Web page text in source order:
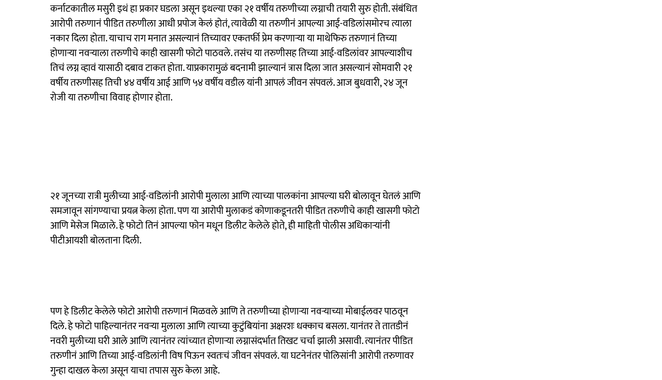
कर्नाटकातील मसुरी इथं हा प्रकार घडला असून इथल्या एका २१ वर्षीय तरुणीच्या लग्नाची तयारी सुरु होती. संबंधित
आरोपी तरुणानं पीडित तरुणीला आधी प्रपोज केलं होतं, त्यावेळी या तरुणीनं आपल्या आई-वडिलांसमोरच त्याला
नकार दिला होता. याचाच राग मनात असल्यानं तिच्यावर एकतर्फी प्रेम करणाऱ्या या माथेफिरु तरुणानं तिच्या
होणाऱ्या नवऱ्याला तरुणीचे काही खासगी फोटो पाठवले. तसंच या तरुणीसह तिच्या आई-वडिलांवर आपल्याशीच
तिचं लग्न व्हावं यासाठी दबाव टाकत होता. याप्रकारामुळं बदनामी झाल्यानं त्रास दिला जात असल्यानं सोमवारी २१
वर्षीय तरुणीसह तिची ४४ वर्षीय आई आणि ५४ वर्षीय वडील यांनी आपलं जीवन संपवलं. आज बुधवारी, २४ जून
रोजी या तरुणीचा विवाह होणार होता.
२१ जूनच्या रात्री मुलीच्या आई-वडिलांनी आरोपी मुलाला आणि त्याच्या पालकांना आपल्या घरी बोलावून घेतलं आणि
समजावून सांगण्याचा प्रयत्न केला होता. पण या आरोपी मुलाकडं कोणाकडूनतरी पीडित तरुणीचे काही खासगी फोटो
आणि मेसेज मिळाले. हे फोटो तिनं आपल्या फोन मधून डिलीट केलेले होते, ही माहिती पोलीस अधिकाऱ्यांनी
पीटीआयशी बोलताना दिली.
पण हे डिलीट केलेले फोटो आरोपी तरुणानं मिळवले आणि ते तरुणीच्या होणाऱ्या नवऱ्याच्या मोबाईलवर पाठवून
दिले. हे फोटो पाहिल्यानंतर नवऱ्या मुलाला आणि त्याच्या कुटुंबियांना अक्षरशः धक्काच बसला. यानंतर ते तातडीनं
नवरी मुलीच्या घरी आले आणि त्यानंतर त्यांच्यात होणाऱ्या लग्नासंदर्भात तिखट चर्चा झाली असावी. त्यानंतर पीडित
तरुणीनं आणि तिच्या आई-वडिलांनी विष पिऊन स्वतःचं जीवन संपवलं. या घटनेनंतर पोलिसांनी आरोपी तरुणावर
गुन्हा दाखल केला असून याचा तपास सुरु केला आहे.